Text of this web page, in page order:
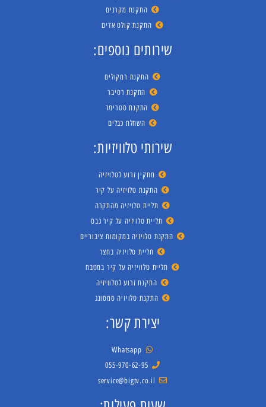
התקנת מקרנים
התקנת קולט אדים
שירותים נוספים:
התקנת רמקולים
התקנת רסיבר
התקנת סטרימר
השחלת כבלים
שירותי טלוויזיות:
מתקין זרוע לטלויזיה
התקנת טלויזיה על קיר
תליית טלויזיה מהתקרה
תליית טלויזיה על קיר גבס
התקנת טלויזיה במקומות ציבוריים
תליית טלויזיה בחצר
תליית טלוויזיה על קיר במטבח
התקנת זרוע לטלוויזיה
התקנת טלויזיה סמסונג
יצירת קשר:
Whatsapp
055-970-62-95
service@bigtv.co.il